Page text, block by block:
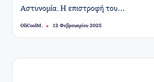
Αστυνομία. Η επιστροφή του…
Συγγραφέας:
OliCoolM. 12 Φεβρουαρίου 2025